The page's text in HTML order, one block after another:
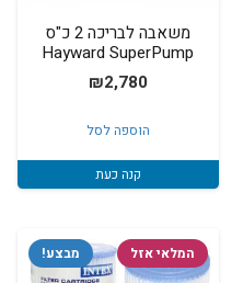
משאבה לבריכה 2 כ"ס
Hayward SuperPump
₪2,780
הוספה לסל
קנה כעת
מבצע! המלאי אזל